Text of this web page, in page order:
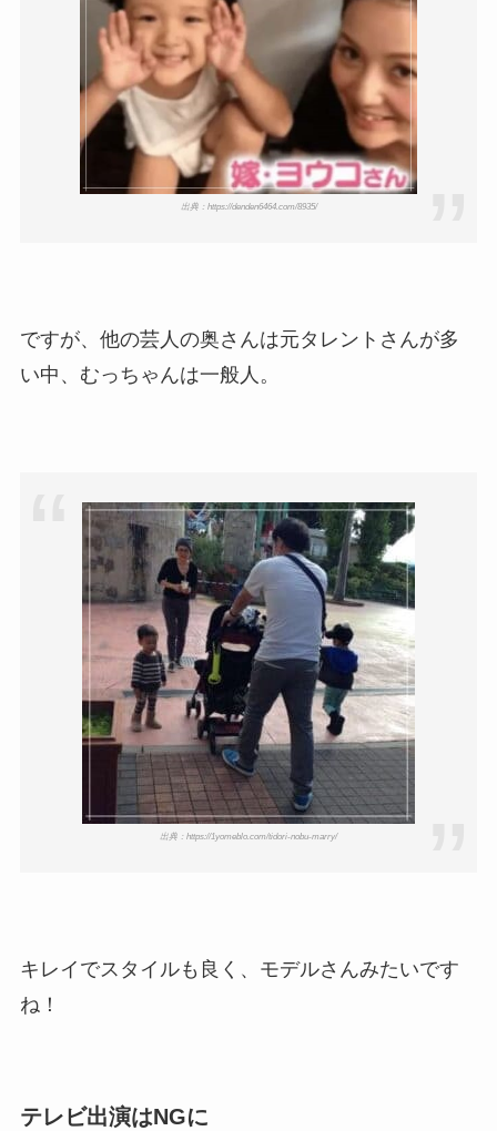
出典：https://denden6464.com/8935/
ですが、他の芸人の奥さんは元タレントさんが多
い中、むっちゃんは一般人。
出典：https://1yomeblo.com/tidori-nobu-marry/
キレイでスタイルも良く、モデルさんみたいです
ね！
テレビ出演はNGに